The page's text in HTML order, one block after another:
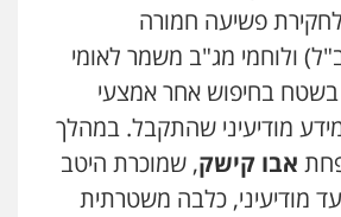
פשע חמור תעבורה צבא
– משרד עורך דין פלילי
מעצרים
פשיעה חמורה
ולוחמי מג"ב משמר לאומי
בחיפוש אחר אמצעי
מודיעיני שהתקבל. במהלך
אבו קישק, שמוכרת היטב
מודיעיני, כלבה משטרתית